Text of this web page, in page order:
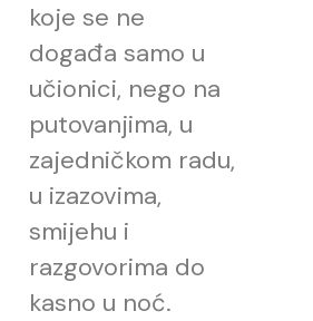
koje se ne
događa samo u
učionici, nego na
putovanjima, u
zajedničkom radu,
u izazovima,
smijehu i
razgovorima do
kasno u noć.